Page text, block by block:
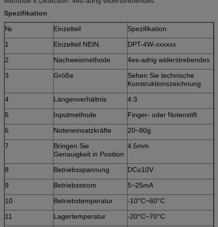
Spezifikation
№
Einzelteil
Spezifikation
1
Einzelteil NEIN.
DPT-4W-xxxxxx
2
Nachweismethode
4es-adrig widerstrebendes
3
Größe
Sehen Sie technische
Konstruktionszeichnung
4
Längenverhältnis
4:3
5
Inputmethode
Finger- oder Notenstift
6
Noteneinsatzkräfte
20~80g
7
Bringen Sie
Genauigkeit in Position
4.5mm
8 Betriebsspannung
DC≤10V
9
Betriebsstrom
5~25mA
10
Betriebstemperatur
-10°C~60°C
11
Lagertemperatur
-20°C~70°C